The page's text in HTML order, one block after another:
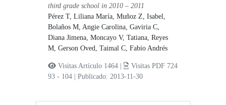
third grade school in 2010 – 2011
Pérez T, Liliana María,Muñoz Z, Isabel,
Bolaños M, Angie Carolina,Gaviria C,
Diana Jimena,Moncayo V, Tatiana,Reyes
M, Gerson Oved,Taimal C, Fabio Andrés
Visitas Artículo 1464 |
Visitas PDF 724
93 - 104
|Publicado: 2013-11-30